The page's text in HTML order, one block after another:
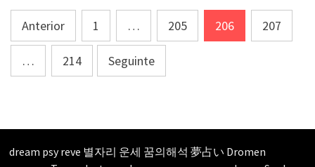
Navegação
de
artigos
Anterior 1 … 205 206 207
… 214 Seguinte
dream psy reve 별자리 운세 꿈의해석 夢占い Dromen